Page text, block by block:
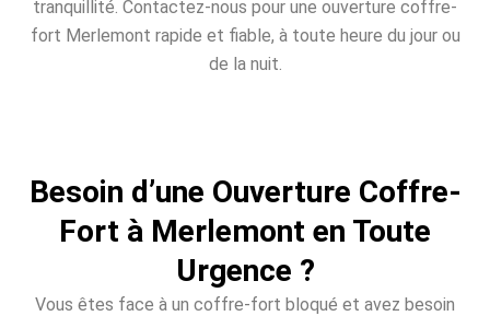
tranquillité. Contactez-nous pour une ouverture coffre-
fort Merlemont rapide et fiable, à toute heure du jour ou
de la nuit.
Besoin d’une Ouverture Coffre-
Fort à Merlemont en Toute
Urgence ?
Vous êtes face à un coffre-fort bloqué et avez besoin